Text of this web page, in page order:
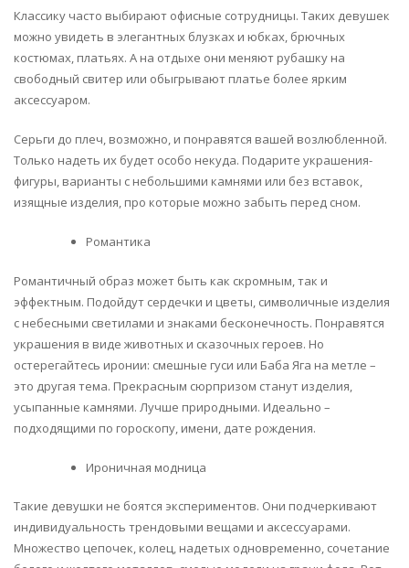
Классику часто выбирают офисные сотрудницы. Таких девушек
можно увидеть в элегантных блузках и юбках, брючных
костюмах, платьях. А на отдыхе они меняют рубашку на
свободный свитер или обыгрывают платье более ярким
аксессуаром.
Серьги до плеч, возможно, и понравятся вашей возлюбленной.
Только надеть их будет особо некуда. Подарите украшения-
фигуры, варианты с небольшими камнями или без вставок,
изящные изделия, про которые можно забыть перед сном.
Романтика
Романтичный образ может быть как скромным, так и
эффектным. Подойдут сердечки и цветы, символичные изделия
с небесными светилами и знаками бесконечность. Понравятся
украшения в виде животных и сказочных героев. Но
остерегайтесь иронии: смешные гуси или Баба Яга на метле –
это другая тема. Прекрасным сюрпризом станут изделия,
усыпанные камнями. Лучше природными. Идеально –
подходящими по гороскопу, имени, дате рождения.
Ироничная модница
Такие девушки не боятся экспериментов. Они подчеркивают
индивидуальность трендовыми вещами и аксессуарами.
Множество цепочек, колец, надетых одновременно, сочетание